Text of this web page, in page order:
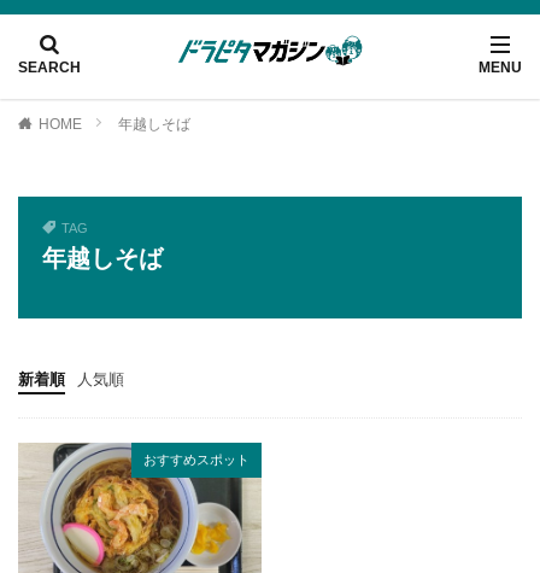
HOME 年越しそば
TAG
年越しそば
新着順 人気順
おすすめスポット